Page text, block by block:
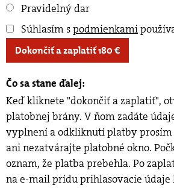
Pravidelný dar
Súhlasím spodmienkami
Dokončiť a zaplatiť180€
Čo sa stane ďalej:
Keď kliknete "dokončiť a zaplatiť",
platobnej brány. V ňom zadáte
vyplnení a odkliknutí platby prosím
ani nezatvárajte platobné okno.
oznam, že platba prebehla. Po
na e-mail prídu prihlasovacie údaje